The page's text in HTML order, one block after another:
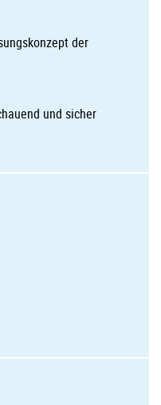
der
und sicher